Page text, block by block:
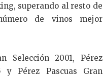
superando al resto de
de vinos mejor
Selección 2001, Pérez
y Pérez Pascuas Gran